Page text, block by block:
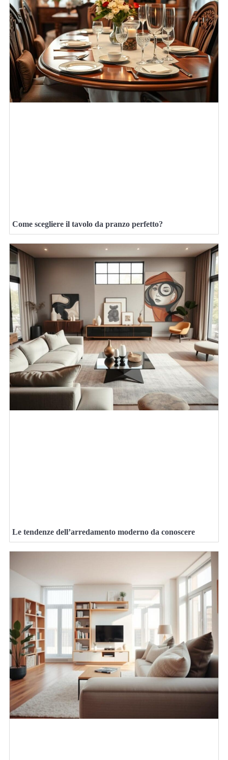
Come scegliere il tavolo da pranzo perfetto?
Le tendenze dell’arredamento moderno da conoscere